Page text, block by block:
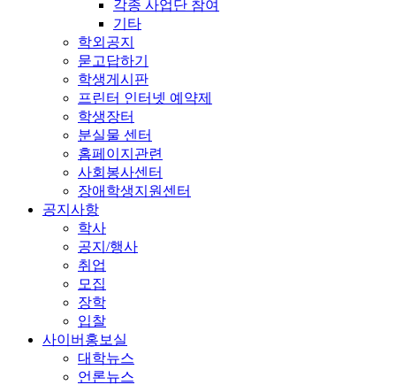
각종 사업단 참여
기타
학외공지
묻고답하기
학생게시판
프린터 인터넷 예약제
학생장터
분실물 센터
홈페이지관련
사회봉사센터
장애학생지원센터
공지사항
학사
공지/행사
취업
모집
장학
입찰
사이버홍보실
대학뉴스
언론뉴스